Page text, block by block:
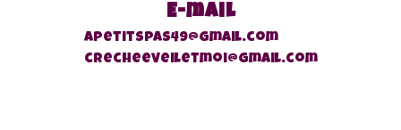
E-mail
apetitspas49@gmail.com
crecheeveiletmoi@gmail.com